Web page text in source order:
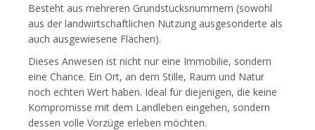
Besteht aus mehreren Grundstücksnummern (sowohl
aus der landwirtschaftlichen Nutzung ausgesonderte als
auch ausgewiesene Flächen).
Dieses Anwesen ist nicht nur eine Immobilie, sondern
eine Chance. Ein Ort, an dem Stille, Raum und Natur
noch echten Wert haben. Ideal für diejenigen, die keine
Kompromisse mit dem Landleben eingehen, sondern
dessen volle Vorzüge erleben möchten.